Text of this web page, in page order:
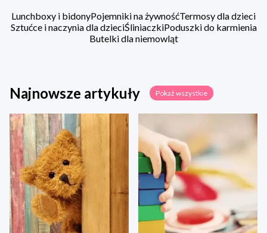
Lunchboxy i bidonyPojemniki na żywnośćTermosy dla dzieci
Sztućce i naczynia dla dzieciŚliniaczkiPoduszki do karmienia
Butelki dla niemowląt
Najnowsze artykuły Pokaż wszystkie